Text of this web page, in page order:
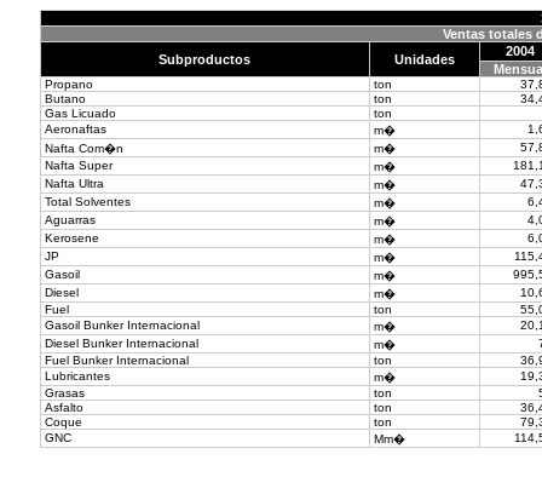
Ventas totales
Subproductos
Unidades
2004
Propano ton
Butano
ton
Gas Licuado
ton
Aeronaftas
m�
Nafta Com�n
m�
Nafta Super
m�
Nafta Ultra
m�
Total Solventes
m�
Aguarras
m�
Kerosene
m�
JP
m�
Gasoil
m�
Diesel
m�
Fuel
ton
Gasoil Bunker Internacional
m�
Diesel Bunker Internacional
m�
Fuel Bunker Internacional
ton
Lubricantes
m�
Grasas
ton
Asfalto
ton
Coque
ton
GNC
Mm�